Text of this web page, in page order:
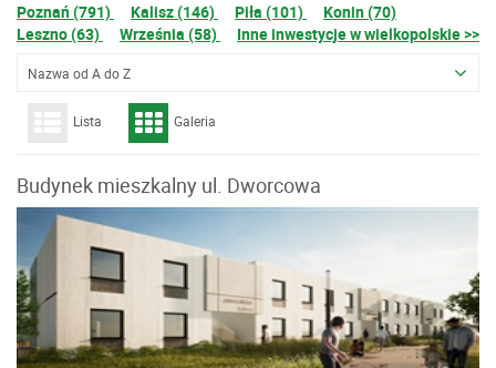
Poznań (791) Kalisz (146) Piła (101)
Konin (70)
Leszno (63)
Września (58) Inne inwestycje w wielkopolskie >>
Nazwa od A do Z
Lista Galeria
Budynek mieszkalny ul. Dworcowa